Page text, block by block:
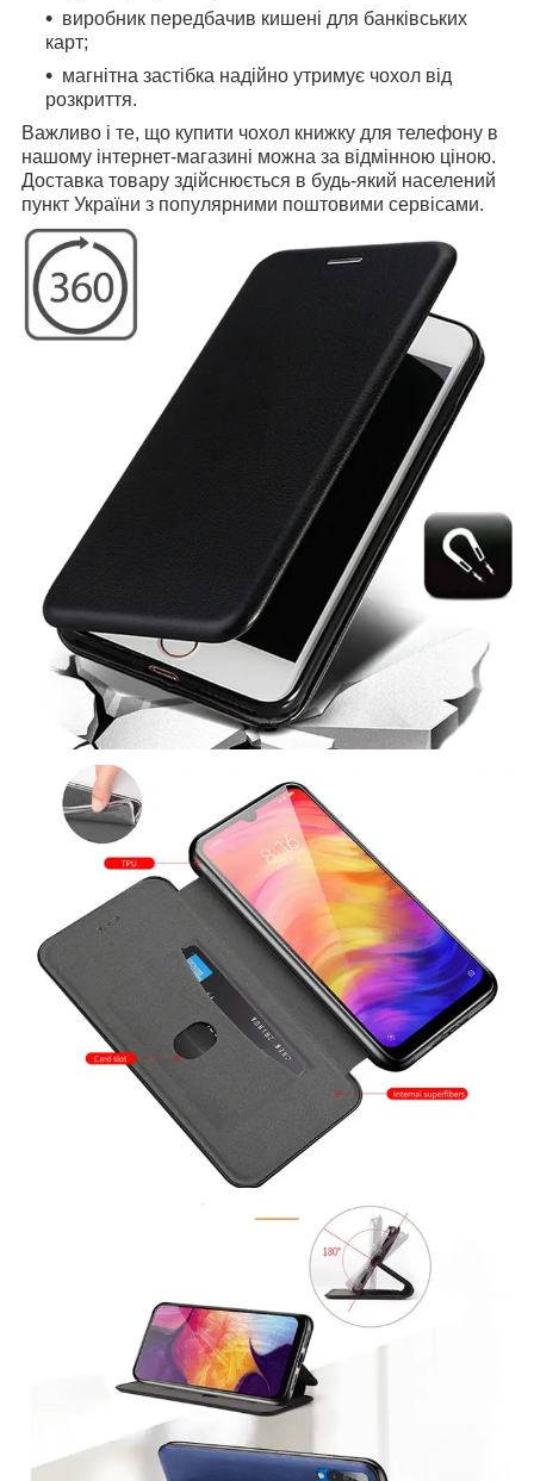
виробник передбачив кишені для банківських
карт;
магнітна застібка надійно утримує чохол від
розкриття.
Важливо і те, що купити чохол книжку для телефону в
нашому інтернет-магазині можна за відмінною ціною.
Доставка товару здійснюється в будь-який населений
пункт України з популярними поштовими сервісами.